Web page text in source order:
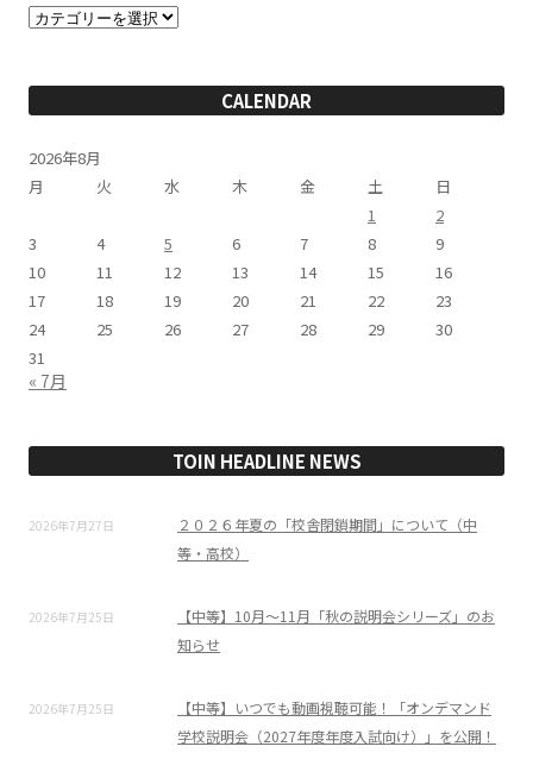
カ
テ
ー
CALENDAR
2026年8月
月
火 水 木 金 土
日
1
2
3
4 5 6 7 8
9
10
11 12 13 14 15
16
17
18 19 20 21 22
23
24
25 26 27 28 29
30
31
« 7月
TOIN HEADLINE NEWS
2026年7月27日
２０２６年夏の「校舎閉鎖期間」について（中
等・高校）
2026年7月25日
【中等】10月～11月「秋の説明会シリーズ」のお
知らせ
2026年7月25日
【中等】いつでも動画視聴可能！「オンデマンド
学校説明会（2027年度年度入試向け）」を公開！